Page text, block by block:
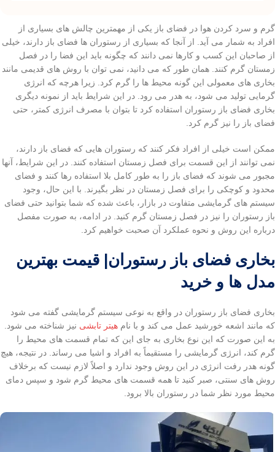
گرم و سرد کردن هوا در فضای باز یکی از مهمترین چالش های بسیاری از
افراد به شمار می آید. از آنجا که بسیاری از رستوران ها فضای باز دارند، خیلی
از صاحبان این کسب و کارها نمی دانند که چگونه باید این فضا را در فصل
زمستان گرم کنند. همان طور که می دانید، نمی توان با روش های قدیمی مانند
بخاری های معمولی این گونه محیط ها را گرم کرد. زیرا هرچه که انرژی
گرمایی تولید می شود، به هدر می رود. در این شرایط باید از نمونه دیگری
بخاری فضای باز رستوران استفاده کرد تا بتوان با مصرف انرژی کمتر، حتی
فضای باز را نیز گرم کرد.
ممکن است خیلی از افراد فکر کنند که رستوران هایی که فضای باز دارند،
نمی توانند از این قسمت برای فصل زمستان استفاده کنند. در این شرایط، آنها
مجبور می شوند که فضای باز را به طور کامل بلا استفاده رها کنند و فضای
محدود و کوچکی را برای فصل زمستان در نظر بگیرند. با این حال، وجود
سیستم های گرمایشی متفاوت در بازار، باعث شده که شما بتوانید حتی فضای
باز رستوران را نیز در فصل زمستان گرم کنید. در ادامه، به صورت مفصل
درباره این روش و نحوه عملکرد آن صحبت خواهیم کرد.
بخاری فضای باز رستوران| قیمت بهترین
مدل ها و خرید
بخاری فضای باز رستوران در واقع به نوعی سیستم گرمایشی گفته می شود
که مانند اشعه خورشید عمل می کند و با نام هیتر تابشی نیز شناخته می شود.
به این صورت که این نوع بخاری به جای این که تمام قسمت های محیط را
گرم کند، انرژی گرمایشی را مستقیماً به افراد و اشیا می رساند. در نتیجه، هیچ
گونه هدر رفت انرژی در این روش وجود ندارد و اصلاً لازم نیست که برخلاف
روش های سنتی، صبر کنید تا همه قسمت های محیط گرم شود و سپس دمای
محیط مورد نظر شما در رستوران بالا برود.